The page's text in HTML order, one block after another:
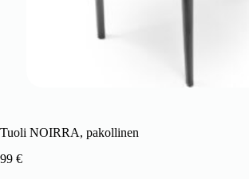
Tuoli NOIRRA, pakollinen
99 €